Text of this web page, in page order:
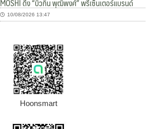
10/08/2026 13:47
Hoonsmart